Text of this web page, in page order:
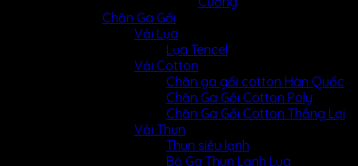
Chăn Ga Gối
Vải Lụa
Lụa Tencel
Vải Cotton
Chăn ga gối cotton Hàn Quốc
Chăn Ga Gối Cotton Poly
Chăn Ga Gối Cotton Thắng Lợi
Vải Thun
Thun siêu lạnh
Bộ Ga Thun Lạnh Lụa